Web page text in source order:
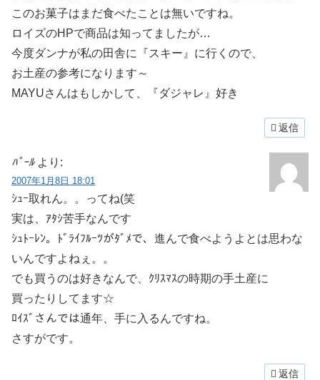
このお菓子はまだ食べたことは無いですね。
ロイズのHPで商品は知ってましたが…
今度ダンナが私の田舎に『スキー』に行くので、
お土産の参考になります～
MAYUさんはもしかして、『ダジャレ』好き
返信
ﾊﾟｰﾙ より:
2007年1月8日 18:01
ｼｭｰ取れん。。ってね(笑
実は、ｱﾀｼ苦手なんです
ｼｭﾄｰﾚﾝ。ﾄﾞﾗｲﾌﾙｰﾂがﾀﾞﾒで、進んで食べようよとは思わな
いんですよねぇ。。
でも買うのは好きなんで、ｸﾘｽﾏｽの時期の手土産に
買ったりしてます☆
ﾛｲｽﾞさんでは通年、手に入るんですね。
さすがです。
返信